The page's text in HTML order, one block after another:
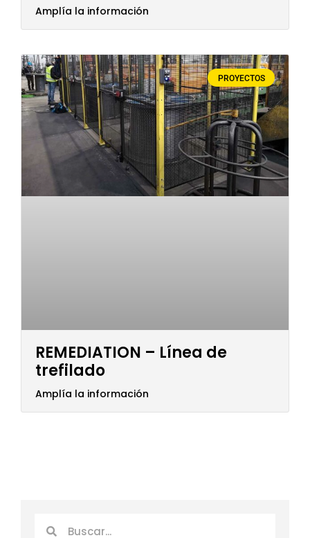
Amplía la información
PROYECTOS
REMEDIATION – Línea de
trefilado
Amplía la información